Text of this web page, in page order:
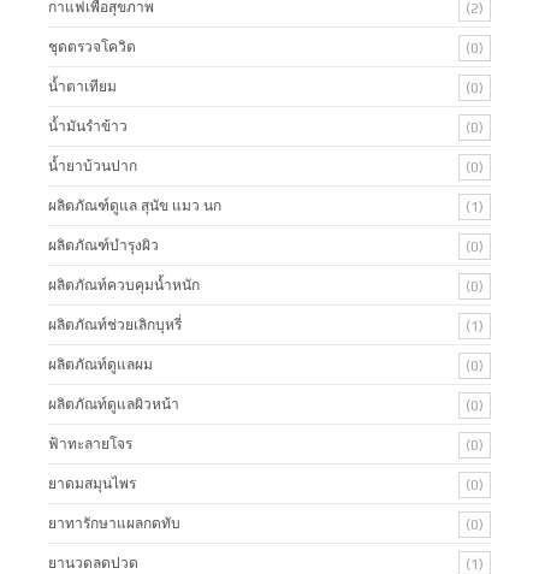
กาแฟเพื่อสุขภาพ (2)
ชุดตรวจโควิด (0)
น้ำตาเทียม (0)
น้ำมันรำข้าว (0)
น้ำยาบ้วนปาก (0)
ผลิตภัณฑ์ดูแล สุนัข แมว นก (1)
ผลิตภัณฑ์บํารุงผิว (0)
ผลิตภัณท์ควบคุมน้ำหนัก (0)
ผลิตภัณท์ช่วยเลิกบุหรี่ (1)
ผลิตภัณท์ดูแลผม (0)
ผลิตภัณท์ดูแลผิวหน้า (0)
ฟ้าทะลายโจร (0)
ยาดมสมุนไพร (0)
ยาทารักษาแผลกดทับ (0)
ยานวดลดปวด (1)